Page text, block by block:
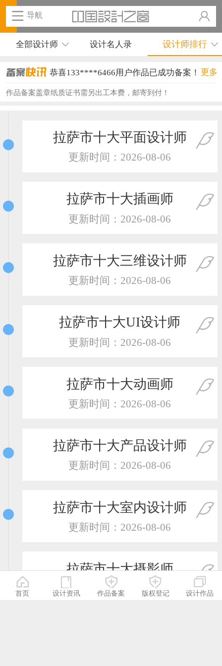
导航
全部设计师 设计名人录 设计师排行
恭喜133****6466用户作品已成功备案！
恭喜131****1475用户作品已成功备案！
恭喜138****8638用户作品已成功备案！
恭喜133****9020用户作品已成功备案！
恭喜159****4930用户作品已成功备案！
恭喜150****6483用户作品已成功备案！
恭喜159****4201用户作品已成功备案！
更多
作品备案盖章纸质证书需另出工本费，邮寄到付！
拉萨市十大平面设计师
更新时间：2026-08-06
拉萨市十大插画师
更新时间：2026-08-06
拉萨市十大三维设计师
更新时间：2026-08-06
拉萨市十大UI设计师
更新时间：2026-08-06
拉萨市十大动画师
更新时间：2026-08-06
拉萨市十大产品设计师
更新时间：2026-08-06
拉萨市十大室内设计师
更新时间：2026-08-06
拉萨市十大摄影师
更新时间：2026-08-06
首页 设计资讯 作品备案 版权登记 设计作品